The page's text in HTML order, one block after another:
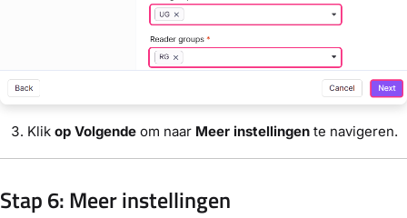
Klik op Volgende om naar Meer instellingen te navigeren.
Stap 6: Meer instellingen